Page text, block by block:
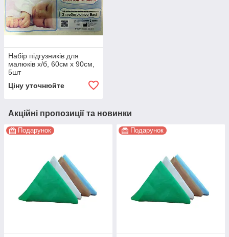
Набір підгузників для
малюків х/б, 60см х 90см,
5шт
Ціну уточнюйте
Акційні пропозиції та новинки
Подарунок Подарунок